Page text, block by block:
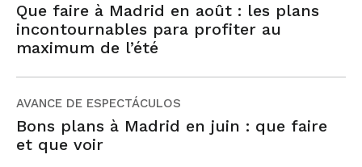
Que faire à Madrid en août : les plans
incontournables para profiter au
maximum de l’été
AVANCE DE ESPECTÁCULOS
Bons plans à Madrid en juin : que faire
et que voir